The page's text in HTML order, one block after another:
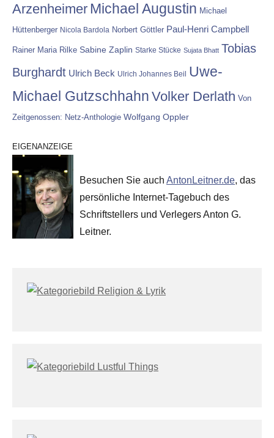
Arzenheimer Michael Augustin Michael
Hüttenberger Nicola Bardola Norbert Göttler Paul-Henri Campbell
Rainer Maria Rilke Sabine Zaplin Starke Stücke Sujata Bhatt Tobias
Burghardt Ulrich Beck Ulrich Johannes Beil
Uwe-
Michael Gutzschhahn Volker Derlath Von
Zeitgenossen: Netz-Anthologie Wolfgang Oppler
EIGENANZEIGE
Besuchen Sie auch AntonLeitner.de, das
persönliche Internet-Tagebuch des
Schriftstellers und Verlegers Anton G.
Leitner.